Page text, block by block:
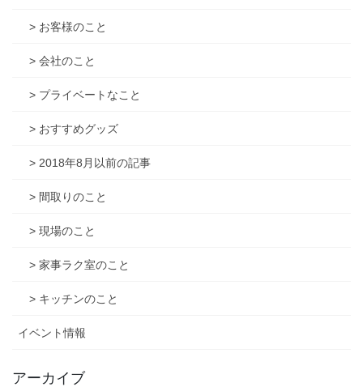
> お客様のこと
> 会社のこと
> プライベートなこと
> おすすめグッズ
> 2018年8月以前の記事
> 間取りのこと
> 現場のこと
> 家事ラク室のこと
> キッチンのこと
イベント情報
アーカイブ